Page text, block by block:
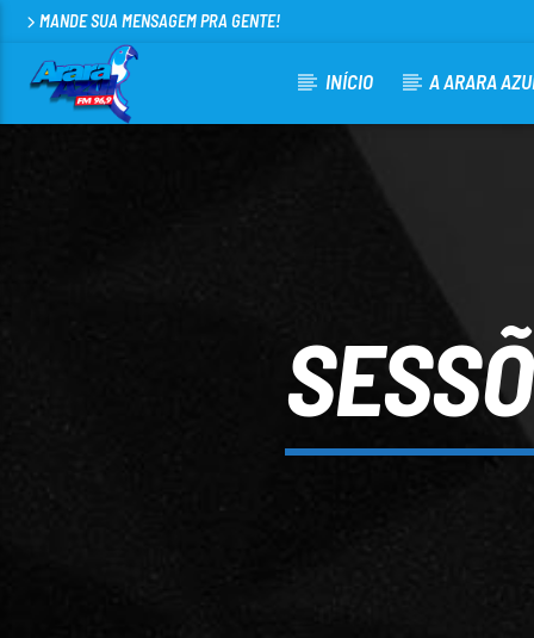
MANDE SUA MENSAGEM PRA GENTE!
INÍCIO A ARARA